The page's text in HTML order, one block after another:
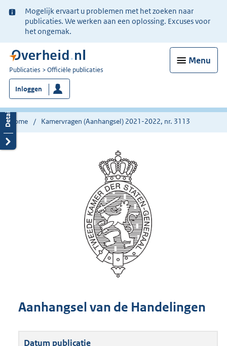
Ter
informatie:
Mogelijk ervaart u problemen met het zoeken naar
publicaties. We werken aan een oplossing. Excuses voor
het ongemak.
Menu
U
bent
nu
hier:
Publicaties Officiële publicaties
Inloggen
Home Kamervragen (Aanhangsel) 2021-2022, nr. 3113
Aanhangsel van de Handelingen